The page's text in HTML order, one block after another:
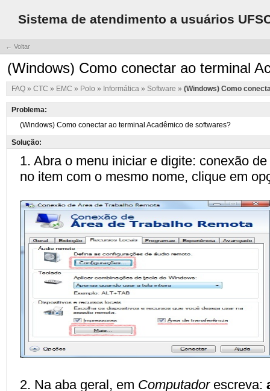
Sistema de atendimento a usuários
← Voltar
(Windows) Como conectar ao terminal
FAQ » CTC » EMC » Polo » Informática » Software » (Windows) Como
Problema:
Solução: